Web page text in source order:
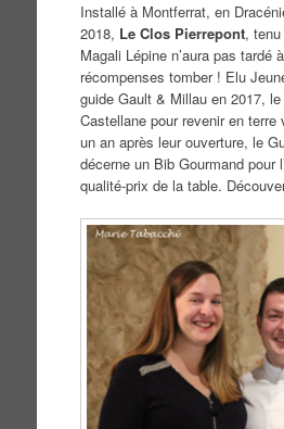
Installé à Montferrat, en
2018, Le Clos Pierrepont,
Magali Lépine n’aura pas tardé
récompenses tomber ! Elu
guide Gault & Millau en 2017,
Castellane pour revenir en terre
un an après leur ouverture, le
décerne un Bib Gourmand pour
qualité-prix de la table.